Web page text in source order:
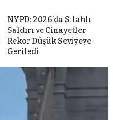
NYPD: 2026’da Silahlı
Saldırı ve Cinayetler
Rekor Düşük Seviyeye
Geriledi